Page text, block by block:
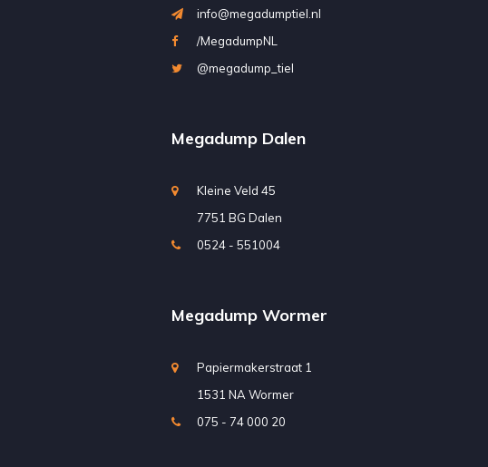
info@megadumptiel.nl
/MegadumpNL
@megadump_tiel
Megadump Dalen
Kleine Veld 45
7751 BG Dalen
0524 - 551004
Megadump Wormer
Papiermakerstraat 1
1531 NA Wormer
075 - 74 000 20